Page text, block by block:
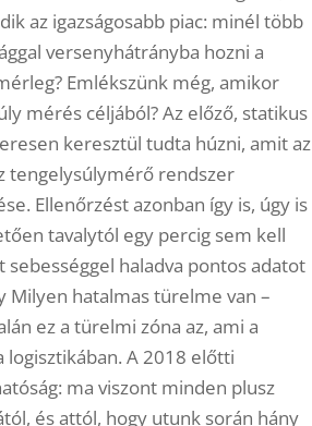
az igazságosabb piac: minél több
versenyhátrányba hozni a
Emlékszünk még, amikor
mérés céljából? Az előző, statikus
keresztül tudta húzni, amit az
tengelysúlymérő rendszer
Ellenőrzést azonban így is, úgy is
tavalytól egy percig sem kell
haladva pontos adatot
hatalmas türelme van –
ez a türelmi zóna az, ami a
logisztikában. A 2018 előtti
ma viszont minden plusz
és attól, hogy utunk során hány